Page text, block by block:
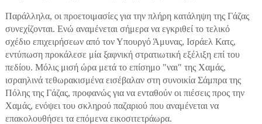
Παράλληλα, οι προετοιμασίες για την πλήρη κατάληψη της Γάζας
συνεχίζονται. Ενώ αναμένεται σήμερα να εγκριθεί το τελικό
σχέδιο επιχειρήσεων από τον Υπουργό Άμυνας, Ισράελ Κατς,
εντύπωση προκάλεσε μία ξαφνική στρατιωτική εξέλιξη επί του
πεδίου. Μόλις μισή ώρα μετά το επίσημο "ναι" της Χαμάς,
ισραηλινά τεθωρακισμένα εισέβαλαν στη συνοικία Σάμπρα της
Πόλης της Γάζας, προφανώς για να ενταθούν οι πιέσεις προς την
Χαμάς, ενόψει του σκληρού παζαριού που αναμένεται να
επακολουθήσει τα επόμενα εικοσιτετράωρα.